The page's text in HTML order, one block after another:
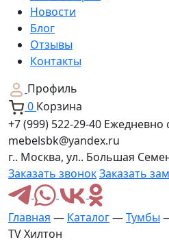
Новости
Блог
Отзывы
Контакты
Профиль
0 Корзина
+7 (999) 522-29-40 Ежедневно
mebelsbk@yandex.ru
г.. Москва, ул.. Большая
Заказать звонокЗаказать
Главная — Каталог—Тумбы
TV Хилтон